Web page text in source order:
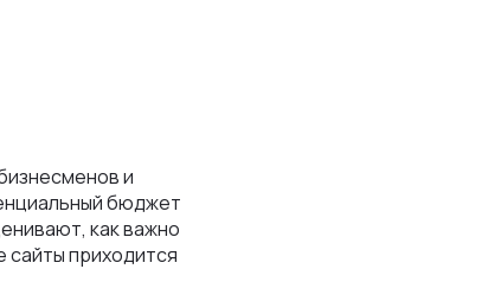
и
бюджет
как важно
сайты приходится